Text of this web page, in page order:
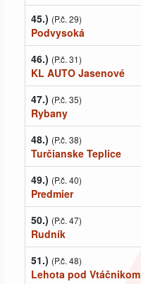
45.) (P.č. 29)
Podvysoká
46.) (P.č. 31)
KL AUTO Jasenové
47.) (P.č. 35)
Rybany
48.) (P.č. 38)
Turčianske Teplice
49.) (P.č. 40)
Predmier
50.) (P.č. 47)
Rudník
51.) (P.č. 48)
Lehota pod Vtáčnikom